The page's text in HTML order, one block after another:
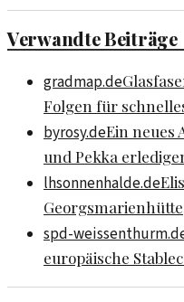
Verwandte Beiträge
gradmap.de
Folgen für
byrosy.deEin neues
und Pekka
lhsonnenhalde.de
Georgsmarienhütte
spd-
europäische